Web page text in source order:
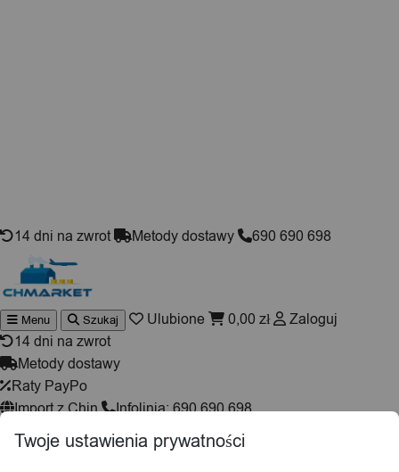
14 dni na zwrot Metody dostawy 690 690 698
Wyszukiwarka
produktów
Menu Szukaj Ulubione 0,00 zł
Zaloguj
14 dni na zwrot
Metody dostawy
Raty PayPo
Import z Chin
Infolinia: 690 690 698
Twoje ustawienia prywatności